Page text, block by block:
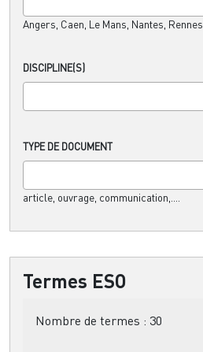
Angers, Caen, Le Mans, Nantes, Rennes
DISCIPLINE(S)
TYPE DE DOCUMENT
article, ouvrage, communication,....
Termes ESO
Nombre de termes : 30